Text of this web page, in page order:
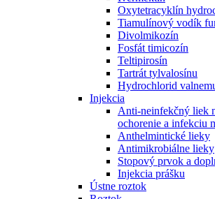
Oxytetracyklín
Tiamulínový vodík
Divolmikozín
Fosfát timicozín
Teltipirosín
Tartrát tylvalosínu
Hydrochlorid
Injekcia
Anti-neinfekčný liek
ochorenie a infekciu
Anthelmintické lieky
Antimikrobiálne lieky
Stopový prvok a
Injekcia prášku
Ústne roztok